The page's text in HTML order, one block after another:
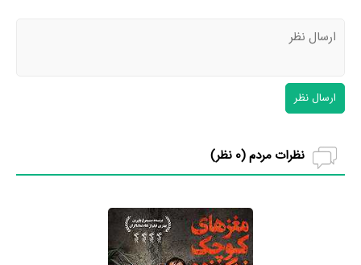
ارسال نظر
نظرات مردم (0 نظر)